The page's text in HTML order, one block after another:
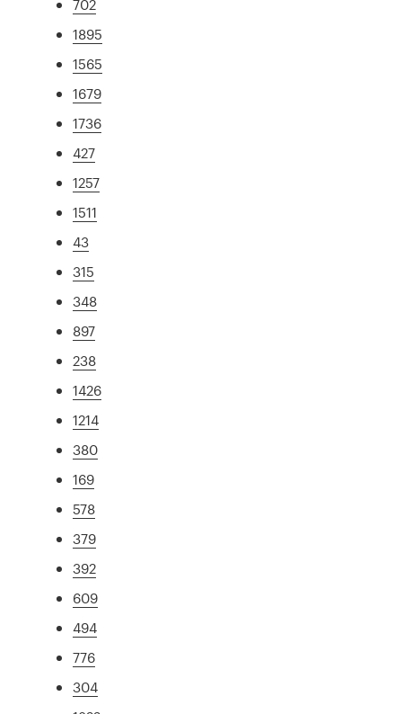
702
1895
1565
1679
1736
427
1257
1511
43
315
348
897
238
1426
1214
380
169
578
379
392
609
494
776
304